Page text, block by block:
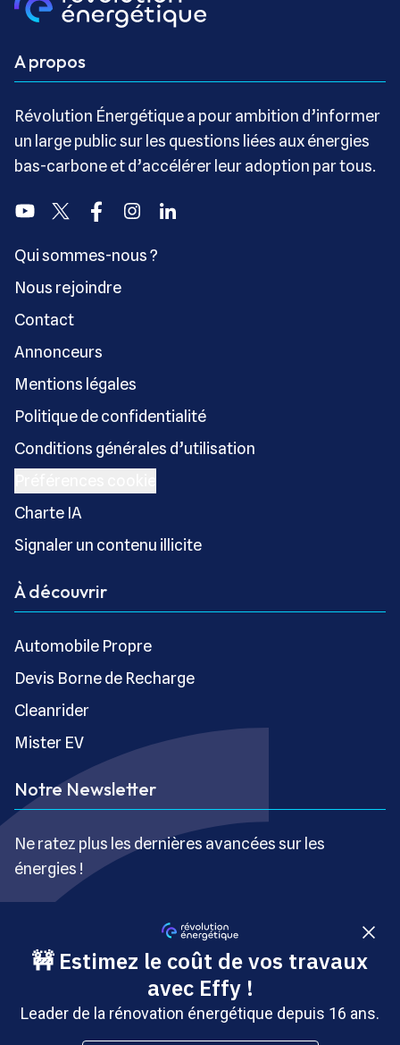
A propos
Révolution Énergétique a pour ambition d’informer
un large public sur les questions liées aux énergies
bas-carbone et d’accélérer leur adoption par tous.
YoutubeTwitter FacebookInstagramLinkedin
Qui sommes-nous ?
Nous rejoindre
Contact
Annonceurs
Mentions légales
Politique de confidentialité
Conditions générales d’utilisation
Charte IA
Signaler un contenu illicite
À découvrir
Automobile Propre
Devis Borne de Recharge
Cleanrider
Mister EV
Notre Newsletter
Ne ratez plus les dernières avancées sur les
énergies !
S’inscrire gratuitement
Copyright © Révolution Énergétique - Tous droits réservés
- Site édité par Saabre SAS, une société du groupe